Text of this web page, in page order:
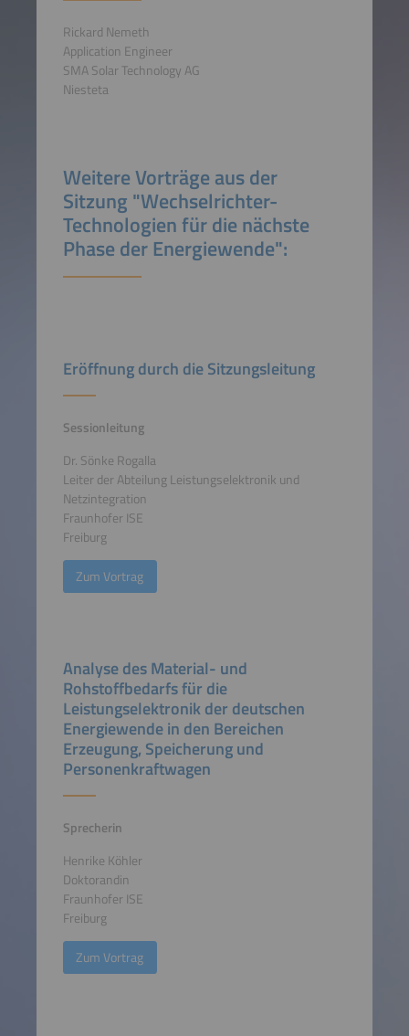
Rickard Nemeth
Application Engineer
SMA Solar Technology AG
Niesteta
Weitere Vorträge aus der
Sitzung "Wechselrichter-
Technologien für die nächste
Phase der Energiewende":
Eröffnung durch die Sitzungsleitung
Sessionleitung
Dr. Sönke Rogalla
Leiter der Abteilung Leistungselektronik und
Netzintegration
Fraunhofer ISE
Freiburg
Zum Vortrag
Analyse des Material- und
Rohstoffbedarfs für die
Leistungselektronik der deutschen
Energiewende in den Bereichen
Erzeugung, Speicherung und
Personenkraftwagen
Sprecherin
Henrike Köhler
Doktorandin
Fraunhofer ISE
Freiburg
Zum Vortrag